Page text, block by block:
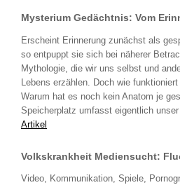
Mysterium Gedächtnis: Vom
Erscheint Erinnerung zunächst als
so entpuppt sie sich bei näherer
Mythologie, die wir uns selbst und
Lebens erzählen. Doch wie funktioniert
Warum hat es noch kein Anatom je
Speicherplatz umfasst eigentlich
Artikel
Volkskrankheit Mediensucht:
Video, Kommunikation, Spiele,